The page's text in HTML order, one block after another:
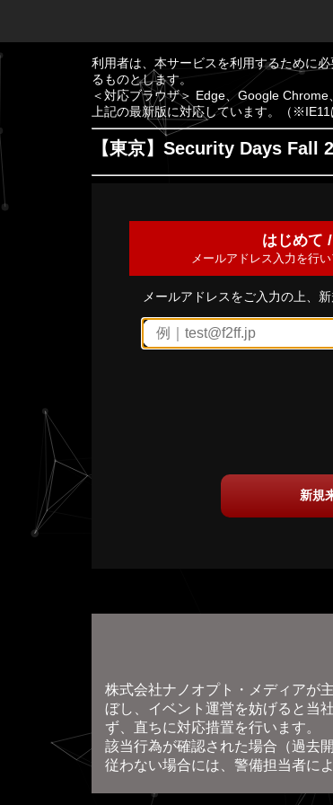
利用者は、本サービスを利用するために
るものとします。
＜対応ブラウザ＞ Edge、Google
上記の最新版に対応しています。（※IE11
【東京】Security Days Fall
はじめて
メールアドレス入力を行
メールアドレスをご入力の上、
新規
株式会社ナノオプト・メディアが
ぼし、イベント運営を妨げると当
ず、直ちに対応措置を行います。
該当行為が確認された場合（過去
従わない場合には、警備担当者に